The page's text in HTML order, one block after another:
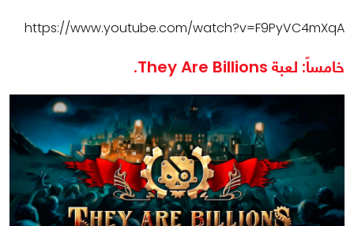
https://www.youtube.com/watch?v=F9PyVC4mXqA
خامساً: لعبة They Are Billions.